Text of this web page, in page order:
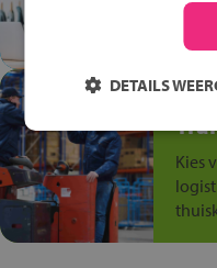
op
Kies
DETAILS